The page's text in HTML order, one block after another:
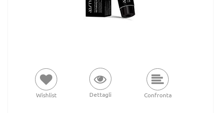
Wishlist Dettagli Confronta